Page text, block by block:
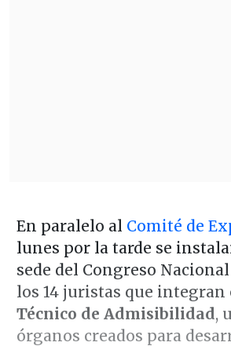
En paralelo al Comité de
lunes por la tarde se
sede del Congreso
los 14 juristas que integran
Técnico de Admisibilidad,
órganos creados para